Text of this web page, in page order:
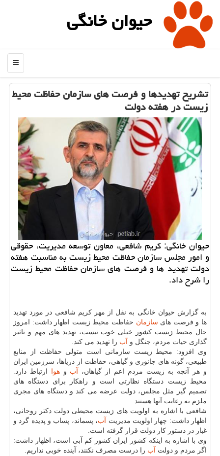
حیوان خانگی
منو
تشریح تهدیدها و فرصت های سازمان حفاظت محیط
زیست در هفته دولت
حیوان خانگی: كریم شافعی، معاون توسعه مدیریت، حقوقی
و امور مجلس سازمان حفاظت محیط زیست به مناسبت هفته
دولت تهدید ها و فرصت های سازمان حفاظت محیط زیست
را شرح داد.
به گزارش حیوان خانگی به نقل از مهر كریم شافعی در مورد تهدید
ها و فرصت های سازمان حفاظت محیط زیست اظهار داشت: امروز
حال محیط زیست كشور خیلی خوب نیست، تهدید های مهم و تاثیر
گذاری حیات مردم، جنگل و
آب را تهدید می كند.
وی افزود: محیط زیست سازمانی است متولی حفاظت از منابع
طبیعی، گونه های جانوری و گیاهی، حفاظت از دریاها، سرزمین ایران
و هر آنچه به زیست مردم اعم از گیاهان،
آب وهوا
ارتباط دارد.
محیط زیست دستگاه نظارتی است و راهكار برای دستگاه های
تصمیم گیر مثل مجلس، دولت عرضه می كند و دستگاه های مجری
ملزم به رعایت آنها هستند.
شافعی با اشاره به اولویت های زیست محیطی دولت دكتر روحانی،
اظهار داشت: چهار اولویت مدیریت
آب، پسماند، پساب و پدیده گرد و
غبار در دستور كار دولت قرار گرفته است.
وی با اشاره به اینكه كشور ایران كشور كم آبی است، اظهار داشت:
اگر مردم و دولت
آب را درست مصرف نكنند، آینده خوبی نداریم.